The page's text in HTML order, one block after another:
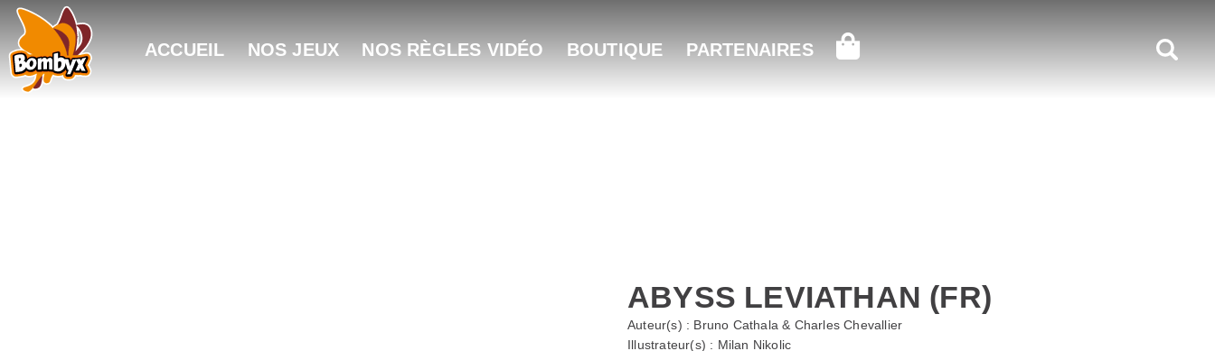
ACCUEIL NOS JEUX NOS RÈGLES VIDÉO BOUTIQUE PARTENAIRES
ABYSS LEVIATHAN (FR)
Auteur(s) : Bruno Cathala & Charles Chevallier
Illustrateur(s) : Milan Nikolic